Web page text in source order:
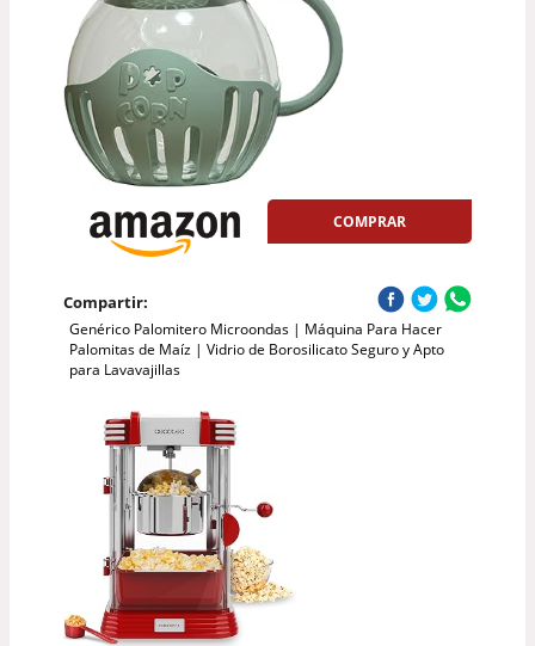
COMPRAR
Compartir:
Genérico Palomitero Microondas | Máquina Para Hacer
Palomitas de Maíz | Vidrio de Borosilicato Seguro y Apto
para Lavavajillas